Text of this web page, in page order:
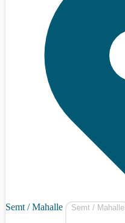
Semt / Mahalle Semt / Mahalle